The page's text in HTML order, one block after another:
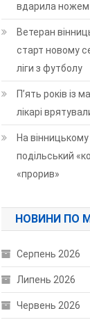
вдарила ножем
Ветеран
старт новому
ліги з футболу
П’ять років із
лікарі
На вінницькому
подільський
«прорив»
НОВИНИ ПО
Серпень 2026
Липень 2026
Червень 2026